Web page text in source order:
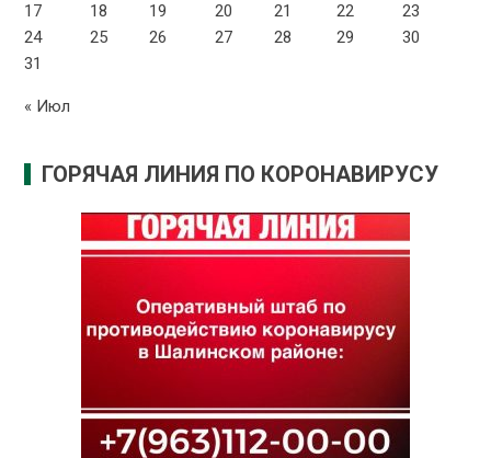
17
18 19 20 21 22
23
24
25 26 27 28 29
30
31
« Июл
ГОРЯЧАЯ ЛИНИЯ ПО КОРОНАВИРУСУ